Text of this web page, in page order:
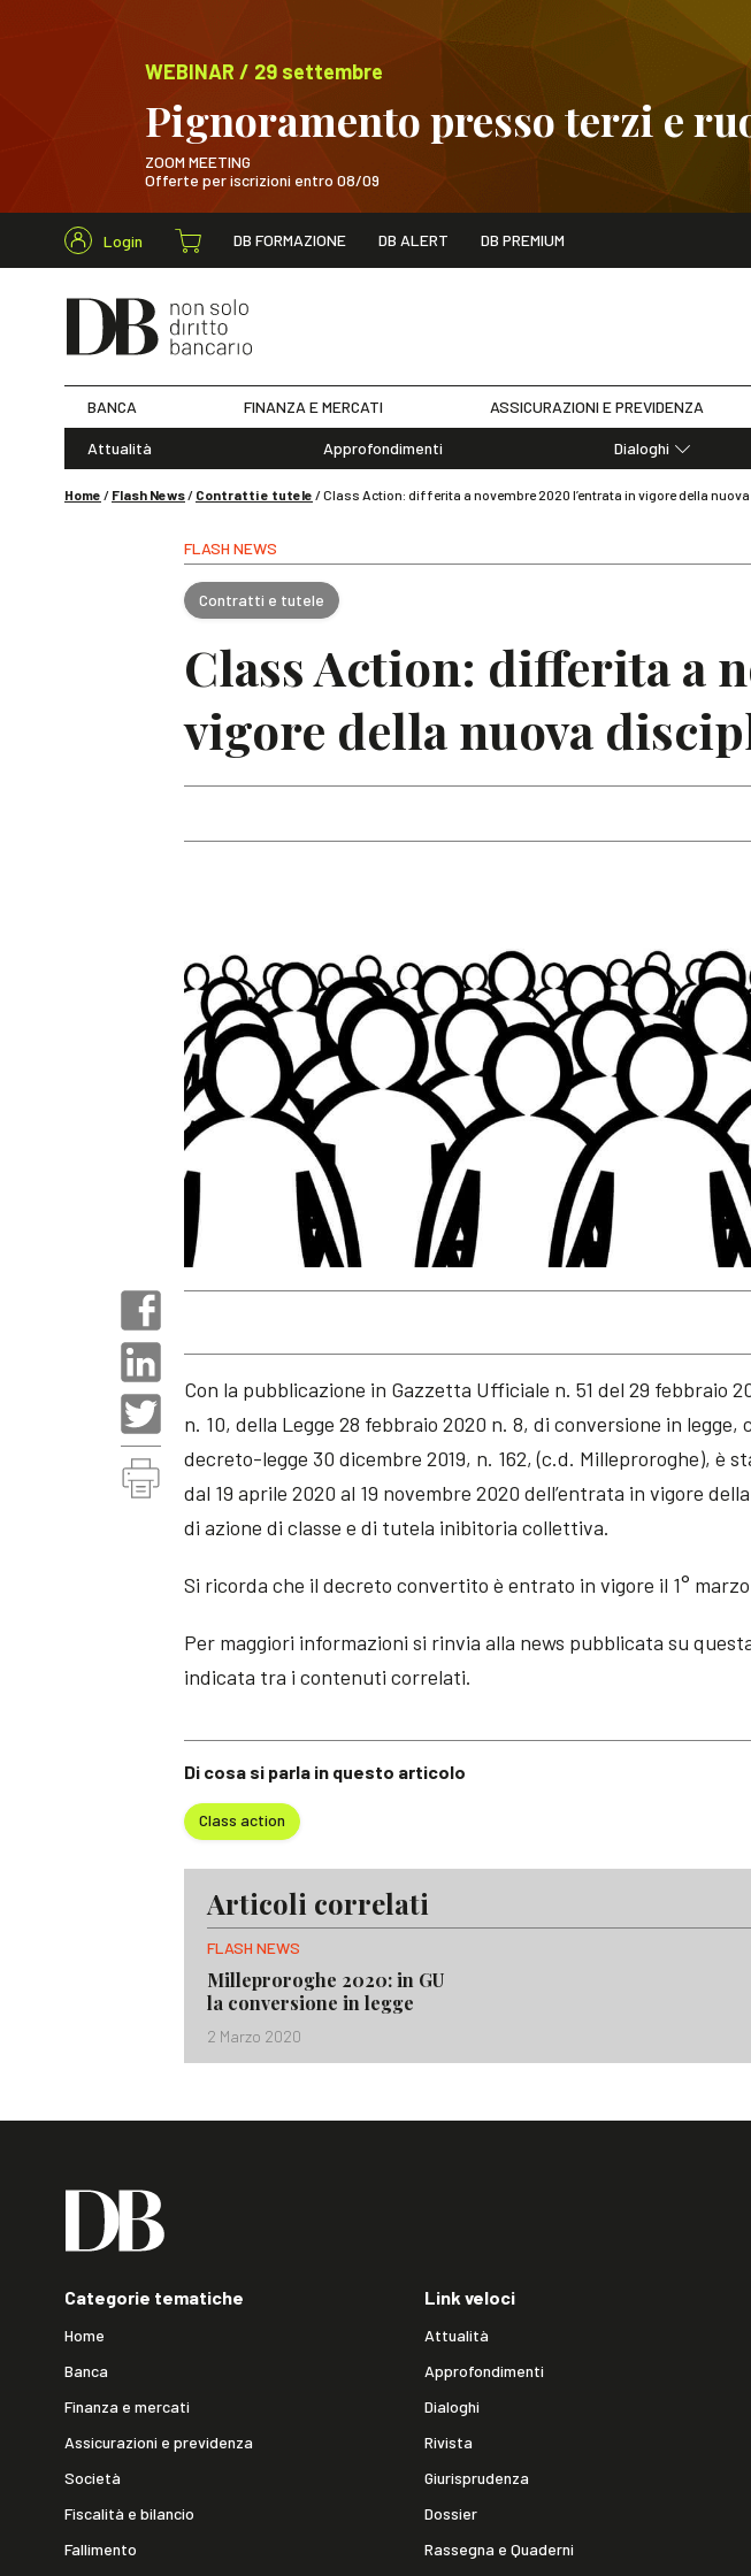
WEBINAR / 29 settembre
Pignoramento presso terzi e
ZOOM MEETING
Offerte per iscrizioni entro 08/09
WEBINAR / 29 settembre
Login DB FORMAZIONE DB ALERT DB PREMIUM
Cerca nel sito
BANCA FINANZA E MERCATI ASSICURAZIONI E PREVIDENZA
Attualità Approfondimenti
Dialoghi
Home / Flash News/ Contratti e tutele /Class Action: differita a novembre 2020 l’entrata in vigore della
FLASH NEWS
Contratti e tutele
Class Action: differita a
vigore della nuova
Di cosa si parla in questo articolo
Class action
Con la pubblicazione in Gazzetta Ufficiale n. 51 del 29 febbraio
n. 10, della Legge 28 febbraio 2020 n. 8, di conversione in legge,
decreto-legge 30 dicembre 2019, n. 162, (c.d. Milleproroghe), è
dal 19 aprile 2020 al 19 novembre 2020 dell’entrata in vigore
di azione di classe e di tutela inibitoria collettiva.
Si ricorda che il decreto convertito è entrato in vigore il 1°
Per maggiori informazioni si rinvia alla news pubblicata su
indicata tra i contenuti correlati.
Articoli correlati
FLASH NEWS
Milleproroghe 2020: in GU
la conversione in legge
2 Marzo 2020
Categorie tematiche
Home
Banca
Finanza e mercati
Assicurazioni e previdenza
Società
Fiscalità e bilancio
Fallimento
Link veloci
Attualità
Approfondimenti
Dialoghi
Rivista
Giurisprudenza
Dossier
Rassegna e Quaderni